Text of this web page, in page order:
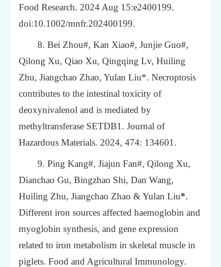
Food Research. 2024 Aug 15:e2400199.
doi:10.1002/mnfr.202400199.
8. Bei Zhou#, Kan Xiao#, Junjie Guo#,
Qilong Xu, Qiao Xu, Qingqing Lv, Huiling
Zhu,Jiangchao Zhao, Yulan Liu*.Necroptosis
contributes to the intestinal toxicity of
deoxynivalenol and is mediated by
methyltransferase SETDB1.Journal of
Hazardous Materials. 2024, 474: 134601.
9. Ping Kang#, Jiajun Fan#, Qilong Xu,
Dianchao Gu, Bingzhao Shi, Dan Wang,
Huiling Zhu, Jiangchao Zhao & Yulan Liu*.
Different iron sources affected haemoglobin and
myoglobin synthesis, and gene expression
related to iron metabolism in skeletal muscle in
piglets. Food and Agricultural Immunology.